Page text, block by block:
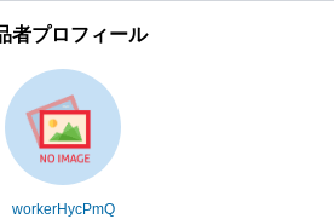
者プロフィール
workerHycPmQ